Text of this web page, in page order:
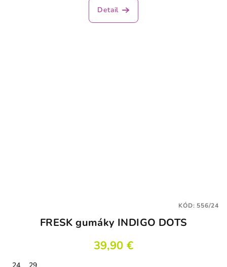
Detail
FRESK gumáky INDIGO DOTS
39,90 €
KÓD: 556/24